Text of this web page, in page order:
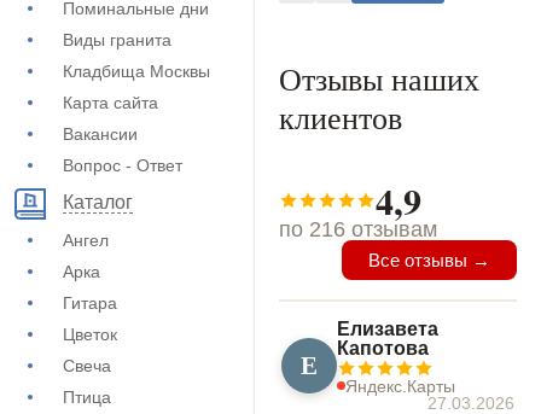
Поминальные дни
Виды гранита
Кладбища Москвы
Карта сайта
Вакансии
Вопрос - Ответ
Каталог
Ангел
Арка
Гитара
Цветок
Свеча
Птица
Отзывы наших
клиентов
4,9
по 216 отзывам
Все отзывы →
Е
Елизавета
Капотова
Яндекс.Карты
27.03.2026